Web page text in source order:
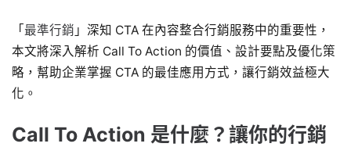
「 最準行銷 」深知 CTA 在內容整合行銷服務中的重要性，
本文將深入解析 Call To Action 的價值、設計要點及優化策
略，幫助企業掌握 CTA 的最佳應用方式，讓行銷效益極大
化。
Call To Action 是什麼？讓你的行銷